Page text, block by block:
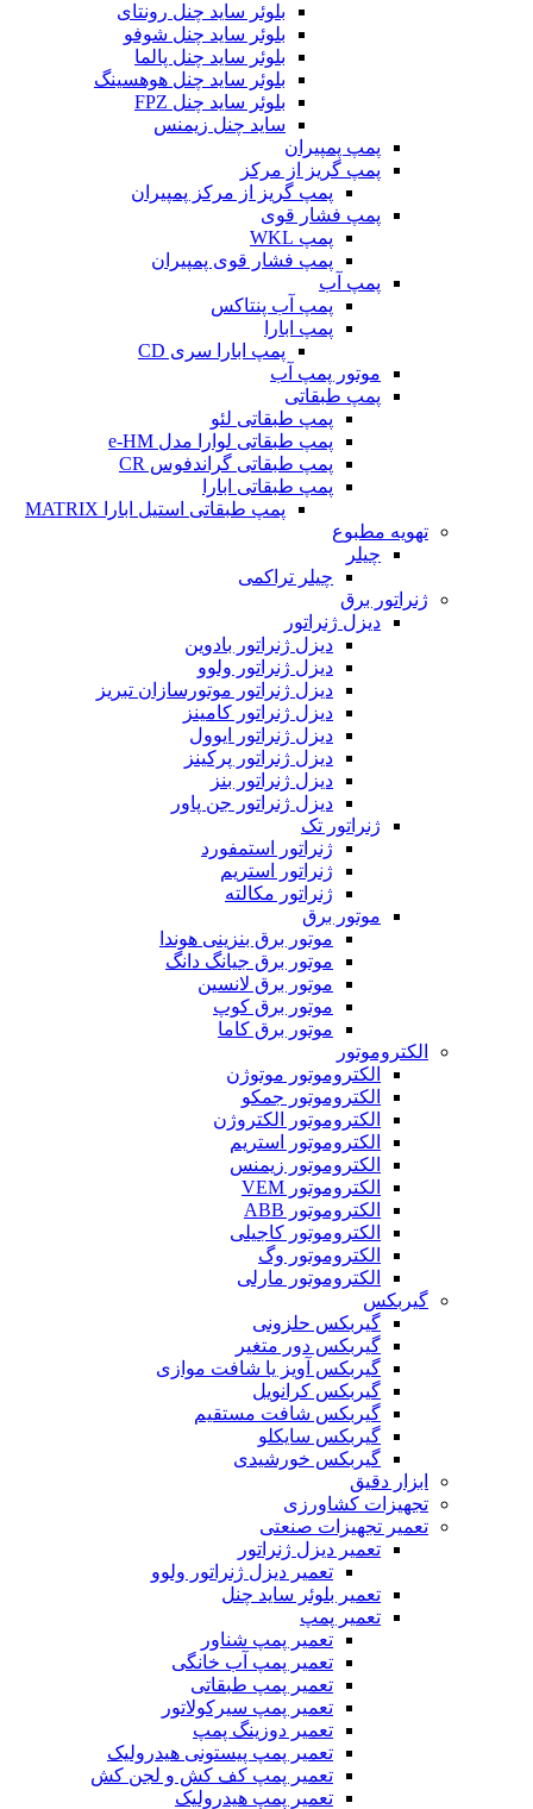
بلوئر ساید چنل رونتای
بلوئر ساید چنل شوفو
بلوئر ساید چنل پالما
بلوئر ساید چنل هوهسینگ
بلوئر ساید چنل FPZ
ساید چنل زیمنس
پمپ پمپیران
پمپ گریز از مرکز
پمپ گریز از مرکز پمپیران
پمپ فشار قوی
پمپ WKL
پمپ فشار قوی پمپیران
پمپ آب
پمپ آب پنتاکس
پمپ ابارا
پمپ ابارا سری CD
موتور پمپ آب
پمپ طبقاتی
پمپ طبقاتی لئو
پمپ طبقاتی لوارا مدل e-HM
پمپ طبقاتی گراندفوس CR
پمپ طبقاتی ابارا
پمپ طبقاتی استیل ابارا MATRIX
تهویه مطبوع
چیلر
چیلر تراکمی
ژنراتور برق
دیزل ژنراتور
دیزل ژنراتور بادوین
دیزل ژنراتور ولوو
دیزل ژنراتور موتورسازان تبریز
دیزل ژنراتور کامینز
دیزل ژنراتور ایوول
دیزل ژنراتور پرکینز
دیزل ژنراتور بنز
دیزل ژنراتور جن پاور
ژنراتور تک
ژنراتور استمفورد
ژنراتور استریم
ژنراتور مکالته
موتور برق
موتور برق بنزینی هوندا
موتور برق جیانگ دانگ
موتور برق لانسین
موتور برق کوپ
موتور برق کاما
الکتروموتور
الکتروموتور موتوژن
الکتروموتور جمکو
الکتروموتور الکتروژن
الکتروموتور استریم
الکتروموتور زیمنس
الکتروموتور VEM
الکتروموتور ABB
الکتروموتور کاجیلی
الکتروموتور وگ
الکتروموتور مارلی
گیربکس
گیربکس حلزونی
گیربکس دور متغیر
گیربکس آویز یا شافت موازی
گیربکس کرانویل
گیربکس شافت مستقیم
گیربکس سایکلو
گیربکس خورشیدی
ابزار دقیق
تجهیزات کشاورزی
تعمیر تجهیزات صنعتی
تعمیر دیزل ژنراتور
تعمیر دیزل ژنراتور ولوو
تعمیر بلوئر ساید چنل
تعمیر پمپ
تعمیر پمپ شناور
تعمیر پمپ آب خانگی
تعمیر پمپ طبقاتی
تعمیر پمپ سیرکولاتور
تعمیر دوزینگ پمپ
تعمیر پمپ پیستونی هیدرولیک
تعمیر پمپ کف کش و لجن کش
تعمیر پمپ هیدرولیک